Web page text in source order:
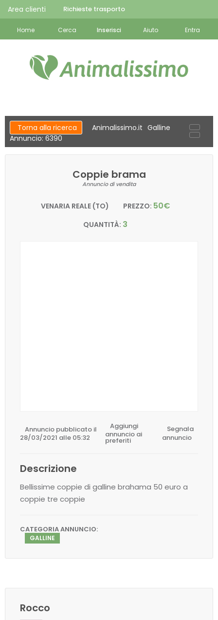
Area clienti Richieste trasporto
Home Cerca Inserisci Aiuto Entra
Torna alla ricerca Animalissimo.it Galline
Annuncio: 6390
Coppie brama
Annuncio di vendita
VENARIA REALE (TO) PREZZO: 50€
QUANTITÀ: 3
Annuncio pubblicato il
28/03/2021 alle 05:32
Aggiungi
annuncio ai
preferiti
Segnala
annuncio
Descrizione
Bellissime coppie di galline brahama 50 euro a
coppie tre coppie
CATEGORIA ANNUNCIO:
GALLINE
Rocco